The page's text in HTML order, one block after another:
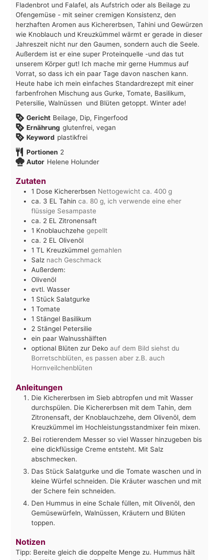
Fladenbrot und Falafel, als Aufstrich oder als Beilage zu
Ofengemüse - mit seiner cremigen Konsistenz, den
herzhaften Aromen aus Kichererbsen, Tahini und Gewürzen
wie Knoblauch und Kreuzkümmel wärmt er gerade in dieser
Jahreszeit nicht nur den Gaumen, sondern auch die Seele.
Außerdem ist er eine super Proteinquelle -und das tut
unserem Körper gut! Ich mache mir gerne Hummus auf
Vorrat, so dass ich ein paar Tage davon naschen kann.
Heute habe ich mein einfaches Standardrezept mit einer
farbenfrohen Mischung aus Gurke, Tomate, Basilikum,
Petersilie, Walnüssen und Blüten getoppt. Winter ade!
Gericht Beilage, Dip, Fingerfood
Ernährung glutenfrei, vegan
Keyword plastikfrei
Portionen 2
Autor Helene Holunder
Zutaten
1 Dose Kichererbsen Nettogewicht ca. 400 g
ca. 3 EL Tahin ca. 80 g, ich verwende eine eher
flüssige Sesampaste
ca. 2 EL Zitronensaft
1 Knoblauchzehe gepellt
ca. 2 EL Olivenöl
1 TL Kreuzkümmel gemahlen
Salz nach Geschmack
Außerdem:
Olivenöl
evtl. Wasser
1 Stück Salatgurke
1 Tomate
1 Stängel Basilikum
2 Stängel Petersilie
ein paar Walnusshälften
optional Blüten zur Deko auf dem Bild siehst du
Borretschblüten, es passen aber z.B. auch
Hornveilchenblüten
Anleitungen
Die Kichererbsen im Sieb abtropfen und mit Wasser
durchspülen. Die Kichererbsen mit dem Tahin, dem
Zitronensaft, der Knoblauchzehe, dem Olivenöl, dem
Kreuzkümmel im Hochleistungsstandmixer fein mixen.
Bei rotierendem Messer so viel Wasser hinzugeben bis
eine dickflüssige Creme entsteht. Mit Salz
abschmecken.
Das Stück Salatgurke und die Tomate waschen und in
kleine Würfel schneiden. Die Kräuter waschen und mit
der Schere fein schneiden.
Den Hummus in eine Schale füllen, mit Olivenöl, den
Gemüsewürfeln, Walnüssen, Kräutern und Blüten
toppen.
Notizen
Tipp: Bereite gleich die doppelte Menge zu. Hummus hält